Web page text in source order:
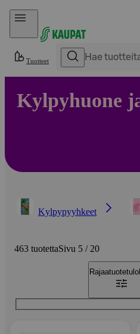
Hyppää sisältöön
Tuotteet
Kylpyhuone
Kylpypyyhkeet
463 tuotettaSivu 5 / 20
Rajaa